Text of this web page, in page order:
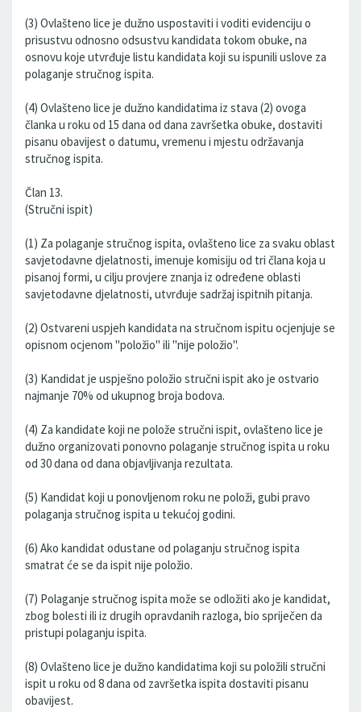
(3) Ovlašteno lice je dužno uspostaviti i voditi evidenciju o
prisustvu odnosno odsustvu kandidata tokom obuke, na
osnovu koje utvrđuje listu kandidata koji su ispunili uslove za
polaganje stručnog ispita.
(4) Ovlašteno lice je dužno kandidatima iz stava (2) ovoga
članka u roku od 15 dana od dana završetka obuke, dostaviti
pisanu obavijest o datumu, vremenu i mjestu održavanja
stručnog ispita.
Član 13.
(Stručni ispit)
(1) Za polaganje stručnog ispita, ovlašteno lice za svaku oblast
savjetodavne djelatnosti, imenuje komisiju od tri člana koja u
pisanoj formi, u cilju provjere znanja iz određene oblasti
savjetodavne djelatnosti, utvrđuje sadržaj ispitnih pitanja.
(2) Ostvareni uspjeh kandidata na stručnom ispitu ocjenjuje se
opisnom ocjenom "položio" ili "nije položio".
(3) Kandidat je uspješno položio stručni ispit ako je ostvario
najmanje 70% od ukupnog broja bodova.
(4) Za kandidate koji ne polože stručni ispit, ovlašteno lice je
dužno organizovati ponovno polaganje stručnog ispita u roku
od 30 dana od dana objavljivanja rezultata.
(5) Kandidat koji u ponovljenom roku ne položi, gubi pravo
polaganja stručnog ispita u tekućoj godini.
(6) Ako kandidat odustane od polaganju stručnog ispita
smatrat će se da ispit nije položio.
(7) Polaganje stručnog ispita može se odložiti ako je kandidat,
zbog bolesti ili iz drugih opravdanih razloga, bio spriječen da
pristupi polaganju ispita.
(8) Ovlašteno lice je dužno kandidatima koji su položili stručni
ispit u roku od 8 dana od završetka ispita dostaviti pisanu
obavijest.